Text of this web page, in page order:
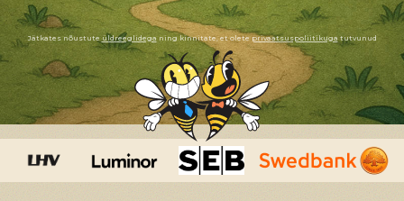
Jätkates nõustuteüldreeglidega ning kinnitate, et olete privaatsuspoliitikuga tutvunud